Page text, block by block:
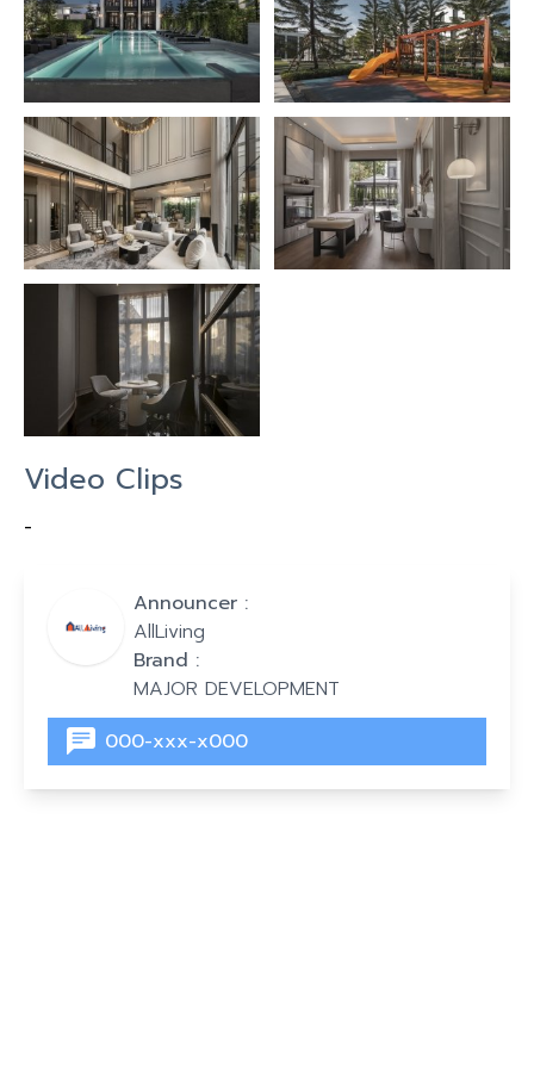
Video Clips
-
Announcer :
AllLiving
Brand :
MAJOR DEVELOPMENT
000-xxx-x000